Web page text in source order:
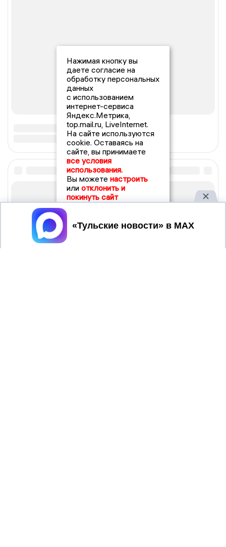
Нажимая кнопку вы
даете согласие на
обработку персональных
данных
с использованием
интернет-сервиса
Яндекс.Метрика,
top.mail.ru, LiveInternet.
На сайте используются
cookie. Оставаясь на
сайте, вы принимаете
все условия
использования.
Вы можете настроить
или отклонить и
покинуть сайт
Принять